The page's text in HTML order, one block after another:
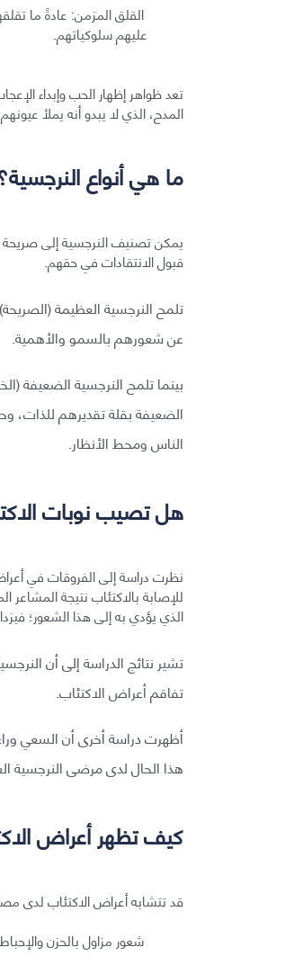
القلق المزمن: عادةً ما
عليهم سلوكياتهم.
تعد ظواهر إظهار الحب وإبداء
المدح، الذي لا يبدو أنه يملأ
ما هي أنواع
يمكن تصنيف النرجسية إلى صريحة
قبول الانتقادات في حقهم.
تلمح النرجسية العظيمة
عن شعورهم بالسمو والأهمية.
بينما تلمح النرجسية الضعيفة
الضعيفة بقلة تقديرهم للذات،
الناس ومحط الأنظار.
هل تصيب نوبات
نظرت دراسة إلى الفروقات في
للإصابة بالاكتئاب نتيجة المشاعر
الذي يؤدي به إلى هذا الشعور؛
تشير نتائج الدراسة إلى أن
تفاقم أعراض الاكتئاب.
أظهرت دراسة أخرى أن السعي
هذا الحال لدى مرضى النرجسية
كيف تظهر أعراض
قد تتشابه أعراض الاكتئاب لدى
شعور مزاول بالحزن والإحباط